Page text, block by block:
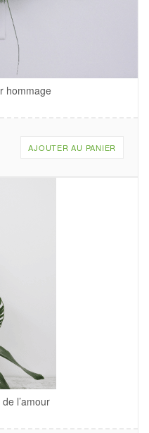
hommage
AJOUTER AU PANIER
l’amour